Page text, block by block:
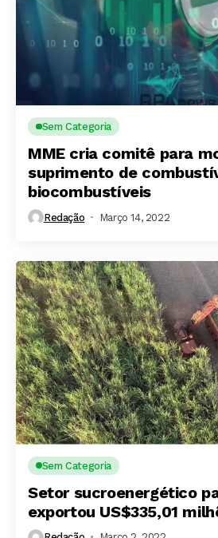
Sem Categoria
MME cria comitê para
suprimento de
biocombustíveis
Redação Março 14, 2022
Sem Categoria
Setor sucroenergético
exportou US$335,01